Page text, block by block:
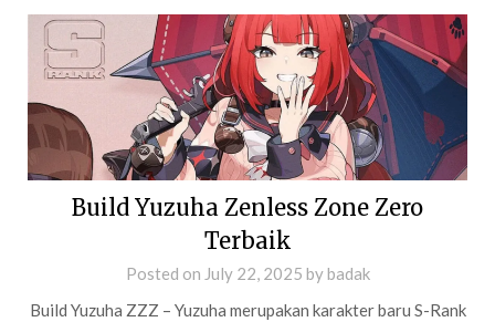
Build Yuzuha Zenless Zone Zero
Terbaik
Posted on July 22, 2025 bybadak
Build Yuzuha ZZZ – Yuzuha merupakan karakter baru S-Rank